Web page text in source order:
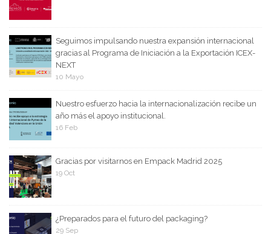
Seguimos impulsando nuestra expansión internacional
gracias al Programa de Iniciación a la Exportación ICEX-
NEXT
10 Mayo
Nuestro esfuerzo hacia la internacionalización recibe un
año más el apoyo institucional.
16 Feb
Gracias por visitarnos en Empack Madrid 2025
19 Oct
¿Preparados para el futuro del packaging?
29 Sep